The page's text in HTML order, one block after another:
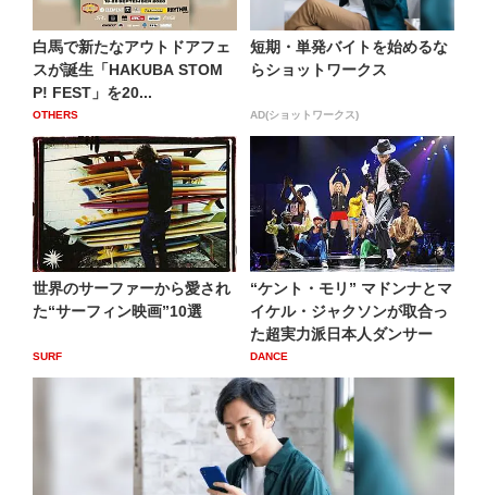
白馬で新たなアウトドアフェ
スが誕生「HAKUBA STOM
P! FEST」を20...
OTHERS
短期・単発バイトを始めるな
らショットワークス
AD(ショットワークス)
世界のサーファーから愛され
た“サーフィン映画”10選
SURF
“ケント・モリ” マドンナとマ
イケル・ジャクソンが取合っ
た超実力派日本人ダンサー
DANCE